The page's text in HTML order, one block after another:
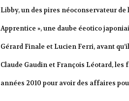
Libby, un des pires néoconservateur de
Apprentice », une daube éeotico
Gérard Finale et Lucien Ferri, avant
Claude Gaudin et François Léotard,
années 2010 pour avoir des affaires